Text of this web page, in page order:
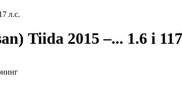
л.с.
Tiida 2015 –... 1.6 i